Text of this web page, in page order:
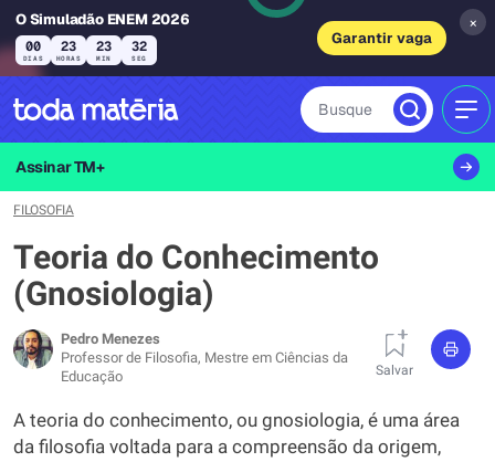
O Simuladão ENEM 2026
00
DIAS
23
HORAS
23
MIN
30
SEG
Garantir vaga
×
Busque
Assinar TM+
FILOSOFIA
Teoria do Conhecimento
(Gnosiologia)
Pedro Menezes
Professor de Filosofia, Mestre em Ciências da
Educação
Salvar
A teoria do conhecimento, ou gnosiologia, é uma área
da filosofia voltada para a compreensão da origem,